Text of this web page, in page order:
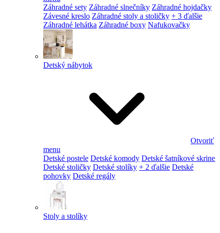
Záhradné sety Záhradné slnečníky Záhradné hojdačky
Závesné kreslo Záhradné stoly a stoličky + 3 ďalšie
Záhradné lehátka Záhradné boxy Nafukovačky
Detský nábytok
Otvoriť
menu
Detské postele Detské komody Detské šatníkové skrine
Detské stoličky Detské stolíky + 2 ďalšie Detské
pohovky Detské regály
Stoly a stolíky